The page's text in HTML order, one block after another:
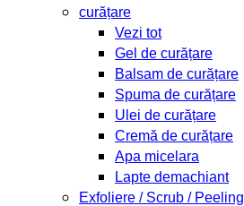
curățare
Vezi tot
Gel de curățare
Balsam de curățare
Spuma de curățare
Ulei de curățare
Cremă de curățare
Apa micelara
Lapte demachiant
Exfoliere / Scrub / Peeling